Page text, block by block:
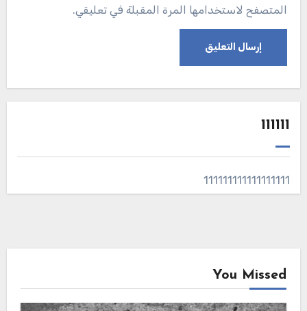
المتصفح لاستخدامها المرة المقبلة في تعليقي.
111111
111111111111111111
You Missed